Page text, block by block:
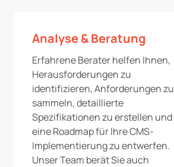
Analyse & Beratung
Erfahrene Berater helfen Ihnen,
Herausforderungen zu
identifizieren, Anforderungen zu
sammeln, detaillierte
Spezifikationen zu erstellen und
eine Roadmap für Ihre CMS-
Implementierung zu entwerfen.
Unser Team berät Sie auch